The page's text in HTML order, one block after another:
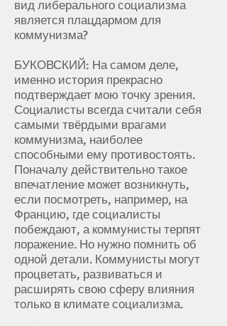
вид либерального социализма
является плацдармом для
коммунизма?
БУКОВСКИЙ: На самом деле,
именно история прекрасно
подтверждает мою точку зрения.
Социалисты всегда считали себя
самыми твёрдыми врагами
коммунизма, наиболее
способными ему противостоять.
Поначалу действительно такое
впечатление может возникнуть,
если посмотреть, например, на
Францию, где социалисты
побеждают, а коммунисты терпят
поражение. Но нужно помнить об
одной детали. Коммунисты могут
процветать, развиваться и
расширять свою сферу влияния
только в климате социализма.